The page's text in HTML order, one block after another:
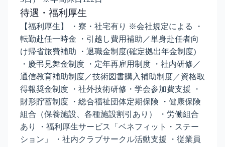
待遇・福利厚生
【福利厚生】 ・寮・社宅有り ※会社規定による ・
転勤赴任一時金 ・引越し費用補助／単身赴任者向
け帰省旅費補助 ・退職金制度(確定拠出年金制度)
・慶弔見舞金制度 ・定年再雇用制度 ・社内研修／
通信教育補助制度／技術図書購入補助制度／資格取
得報奨金制度 ・社外技術研修・学会参加費支援 ・
財形貯蓄制度 ・総合福祉団体定期保険 ・健康保険
組合（保養施設、各種施設割引あり） ・労働組合
あり ・福利厚生サービス「ベネフィット・ステー
ション」 ・社内クラブサークル活動支援 ・従業員